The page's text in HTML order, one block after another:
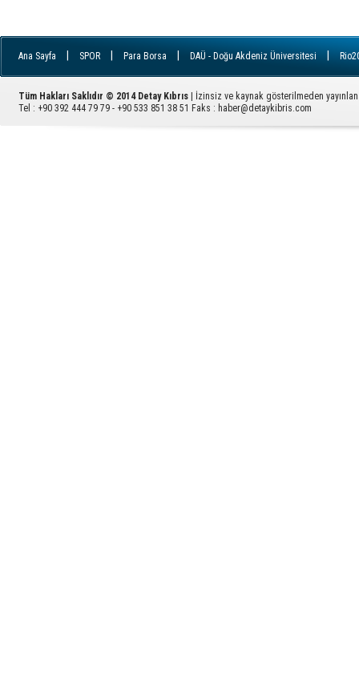
Ana Sayfa SPOR Para Borsa DAÜ - Doğu Akdeniz Üniversitesi
İletişim
YDÜ - Yakın Doğu Üniversitesi FILE Ziyaretçi Defteri
GÜ -
Avrupa
| RSS | ARUCAD EMEK KADIN İngiltere | YAŞAM |
PARA
| Sektörel Haber
Tüm Hakları Saklıdır © 2014 Detay Kıbrıs | İzinsiz ve kaynak gösterilmeden
Tel : +90 392 444 79 79 - +90 533 851 38 51 Faks : haber@detaykibris.com